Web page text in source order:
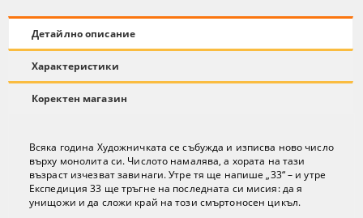
Детайлно описание
Характеристики
Коректен магазин
Всяка година Художничката се събужда и изписва ново число
върху монолита си. Числото намалява, а хората на тази
възраст изчезват завинаги. Утре тя ще напише „33“ – и утре
Експедиция 33 ще тръгне на последната си мисия: да я
унищожи и да сложи край на този смъртоносен цикъл.